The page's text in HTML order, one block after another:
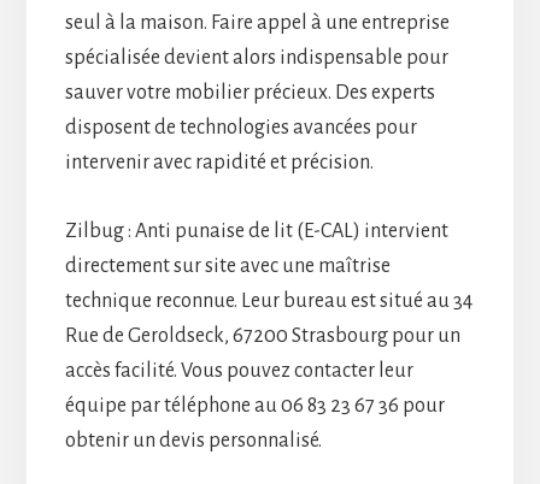
seul à la maison. Faire appel à une entreprise
spécialisée devient alors indispensable pour
sauver votre mobilier précieux. Des experts
disposent de technologies avancées pour
intervenir avec rapidité et précision.
Zilbug : Anti punaise de lit (E-CAL) intervient
directement sur site avec une maîtrise
technique reconnue. Leur bureau est situé au 34
Rue de Geroldseck, 67200 Strasbourg pour un
accès facilité. Vous pouvez contacter leur
équipe par téléphone au 06 83 23 67 36 pour
obtenir un devis personnalisé.